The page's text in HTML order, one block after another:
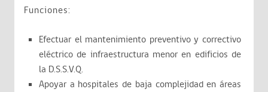
Funciones:
Efectuar el mantenimiento preventivo y correctivo
eléctrico de infraestructura menor en edificios de
la D.S.S.V.Q.
Apoyar a hospitales de baja complejidad en áreas